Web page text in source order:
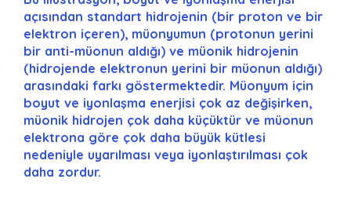
açısından standart hidrojenin (bir proton ve bir
elektron içeren), müonyumun (protonun yerini
bir anti-müonun aldığı) ve müonik hidrojenin
(hidrojende elektronun yerini bir müonun aldığı)
arasındaki farkı göstermektedir. Müonyum için
boyut ve iyonlaşma enerjisi çok az değişirken,
müonik hidrojen çok daha küçüktür ve müonun
elektrona göre çok daha büyük kütlesi
nedeniyle uyarılması veya iyonlaştırılması çok
daha zordur.